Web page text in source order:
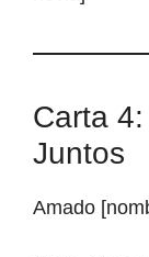
Carta
Juntos
Amado